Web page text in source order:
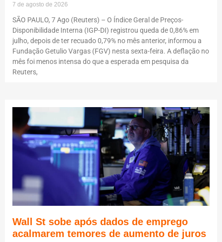
7 de agosto de 2026
SÃO PAULO, 7 Ago (Reuters) – O Índice Geral de Preços-
Disponibilidade Interna (IGP-DI) registrou queda de 0,86% em
julho, depois de ter recuado 0,79% no mês anterior, informou a
Fundação Getulio Vargas (FGV) nesta sexta-feira. A deflação no
mês foi menos intensa do que a esperada em pesquisa da
Reuters,
Wall St sobe após dados de emprego
acalmarem temores de aumento de juros